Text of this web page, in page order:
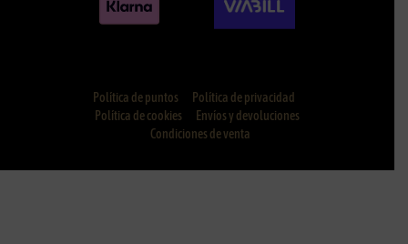
Política de puntos
Política de privacidad
Política de cookies
Envíos y devoluciones
Condiciones de venta